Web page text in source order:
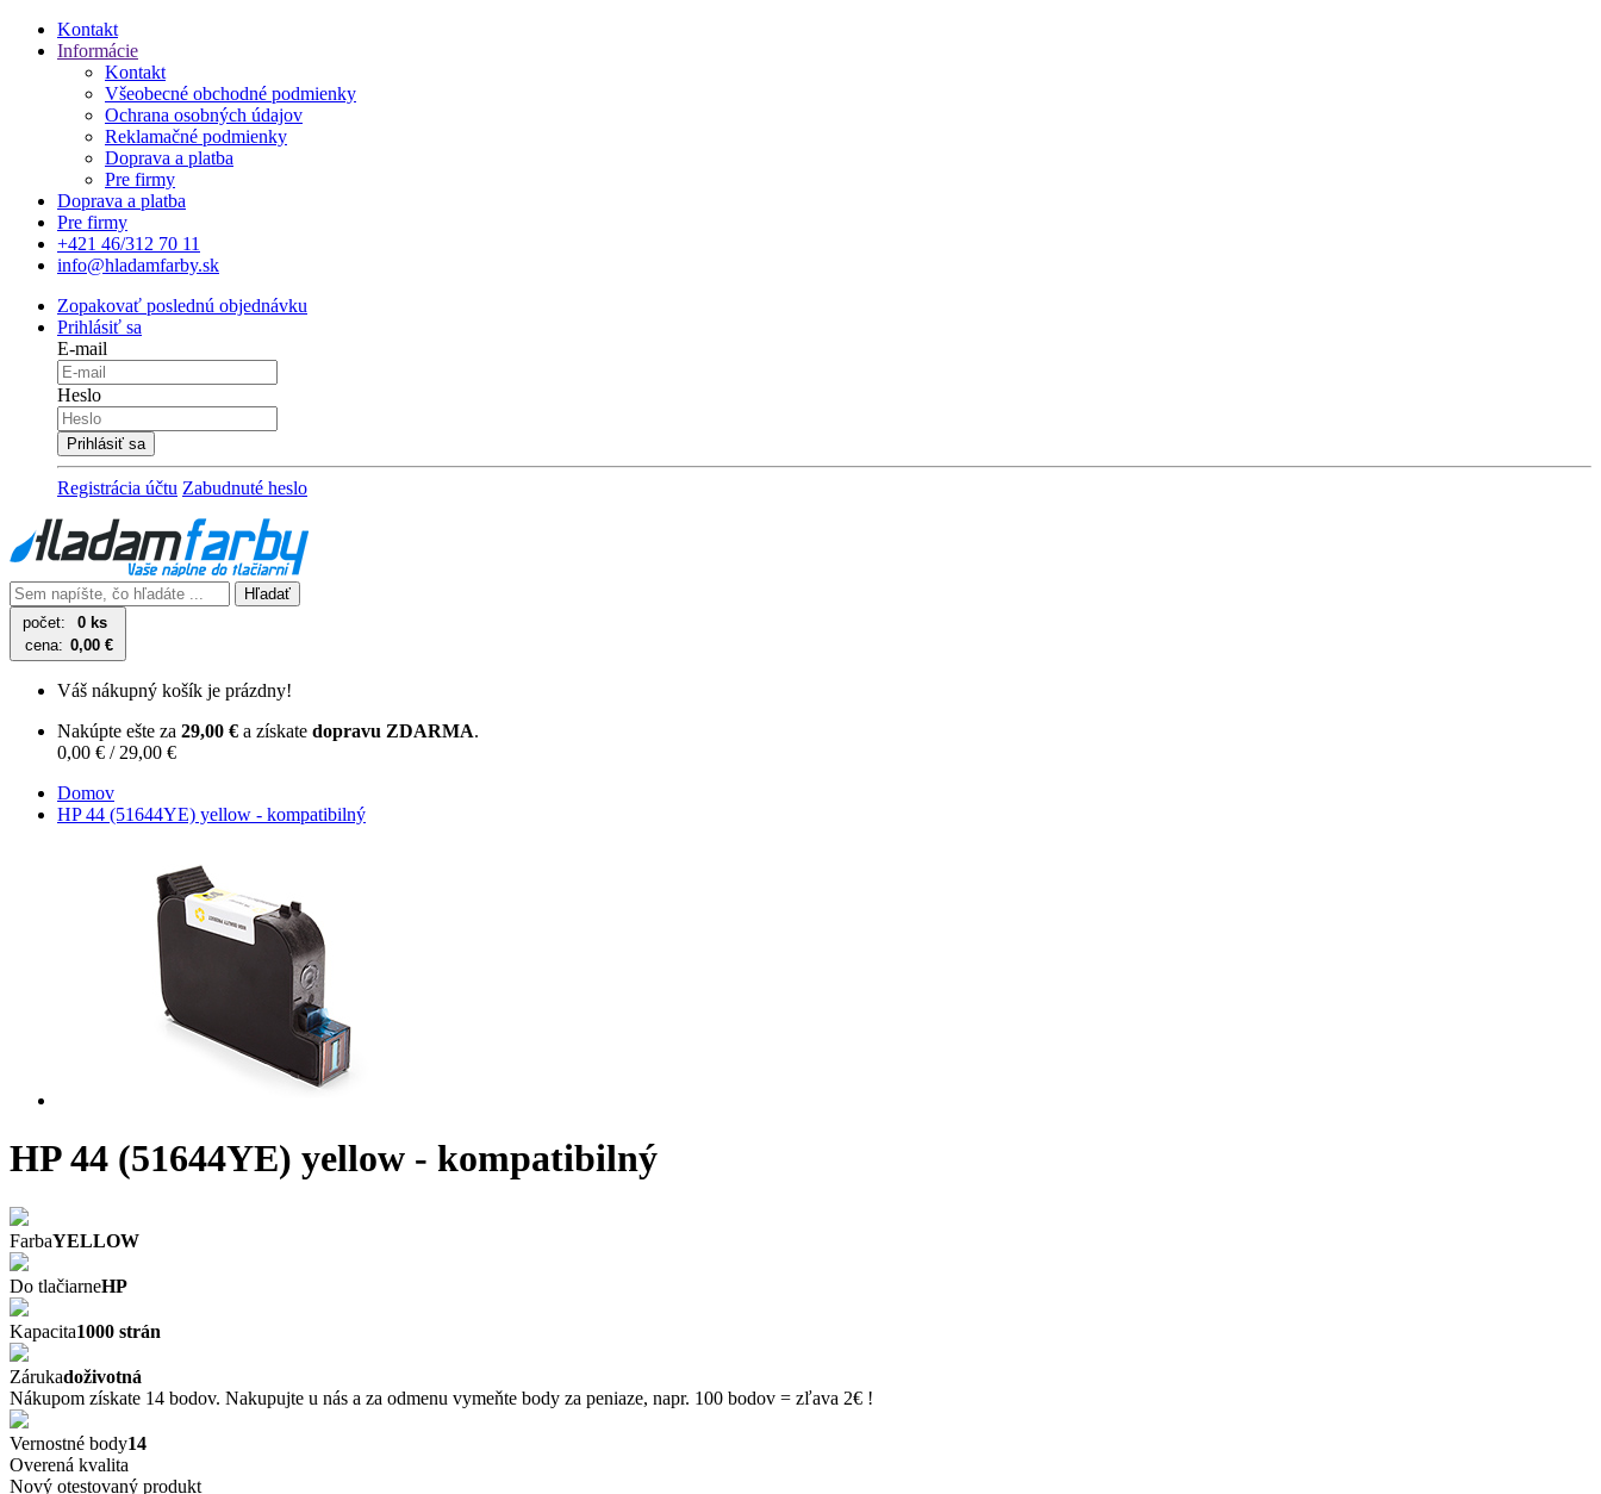
Kontakt
Informácie
Kontakt
Všeobecné obchodné podmienky
Ochrana osobných údajov
Reklamačné podmienky
Doprava a platba
Pre firmy
Doprava a platba
Pre firmy
+421 46/312 70 11
info@hladamfarby.sk
Zopakovať poslednú objednávku
Prihlásiť sa
E-mail
Heslo
Registrácia účtu Zabudnuté heslo
Hľadať
počet:
0 ks
cena: 0,00 €
Váš nákupný košík je prázdny!
Nakúpte ešte za 29,00 € a získate dopravu ZDARMA.
0,00 € / 29,00 €
Domov
HP 44 (51644YE) yellow - kompatibilný
HP 44 (51644YE) yellow - kompatibilný
FarbaYELLOW
Do tlačiarneHP
Kapacita1000 strán
Zárukadoživotná
Nákupom získate 14 bodov. Nakupujte u nás a za odmenu vymeňte body za peniaze, napr. 100 bodov = zľava 2€ !
Vernostné body14
Overená kvalita
Nový otestovaný produkt